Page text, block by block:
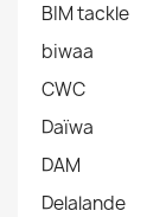
BIM tackle
biwaa
CWC
Daïwa
DAM
Delalande